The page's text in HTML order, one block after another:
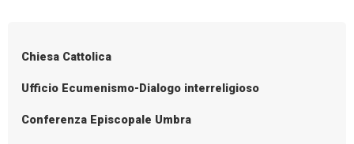
Chiesa Cattolica
Ufficio Ecumenismo-Dialogo interreligioso
Conferenza Episcopale Umbra